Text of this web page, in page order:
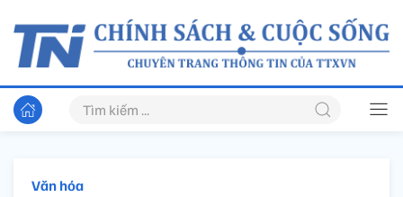
Văn hóa